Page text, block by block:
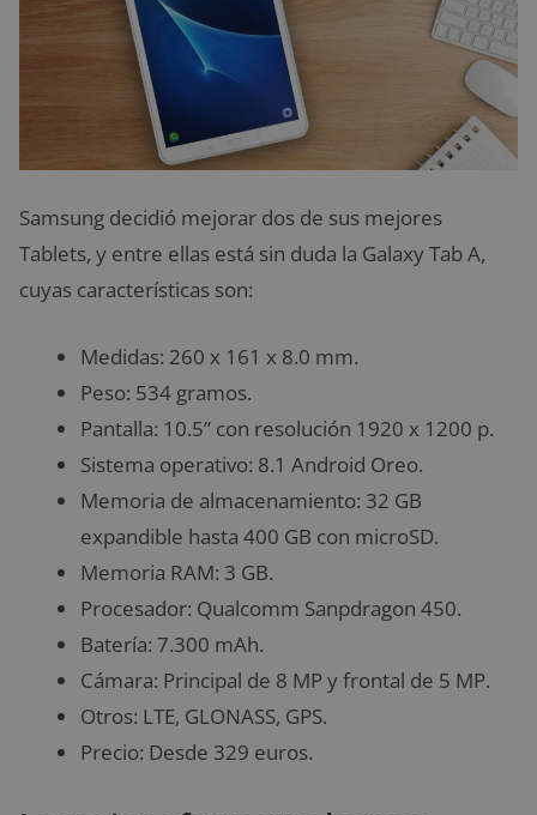
Samsung decidió mejorar dos de sus mejores
Tablets, y entre ellas está sin duda la Galaxy Tab A,
cuyas características son:
Medidas: 260 x 161 x 8.0 mm.
Peso: 534 gramos.
Pantalla: 10.5” con resolución 1920 x 1200 p.
Sistema operativo: 8.1 Android Oreo.
Memoria de almacenamiento: 32 GB
expandible hasta 400 GB con microSD.
Memoria RAM: 3 GB.
Procesador: Qualcomm Sanpdragon 450.
Batería: 7.300 mAh.
Cámara: Principal de 8 MP y frontal de 5 MP.
Otros: LTE, GLONASS, GPS.
Precio: Desde 329 euros.